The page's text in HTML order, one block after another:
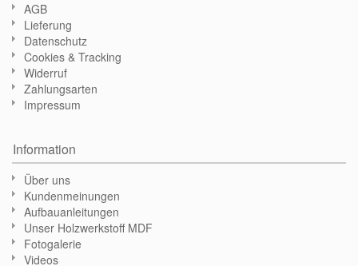
AGB
Lieferung
Datenschutz
Cookies & Tracking
Widerruf
Zahlungsarten
Impressum
Information
Über uns
Kundenmeinungen
Aufbauanleitungen
Unser Holzwerkstoff MDF
Fotogalerie
Videos